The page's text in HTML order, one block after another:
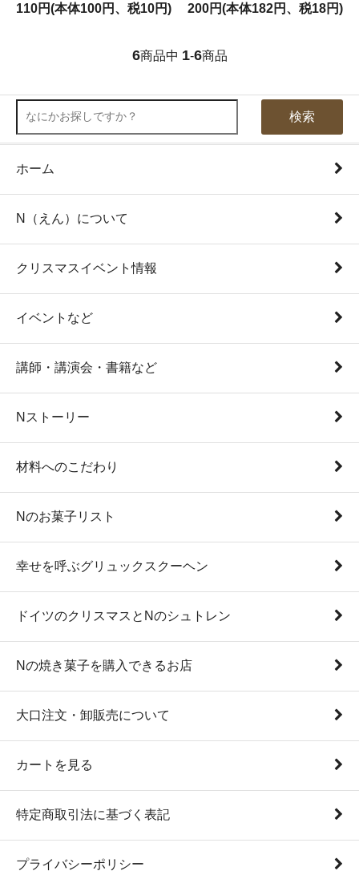
110円(本体100円、税10円)
200円(本体182円、税18円)
6商品中 1-6商品
検索
ホーム
N（えん）について
クリスマスイベント情報
イベントなど
講師・講演会・書籍など
Nストーリー
材料へのこだわり
Nのお菓子リスト
幸せを呼ぶグリュックスクーヘン
ドイツのクリスマスとNのシュトレン
Nの焼き菓子を購入できるお店
大口注文・卸販売について
カートを見る
特定商取引法に基づく表記
プライバシーポリシー